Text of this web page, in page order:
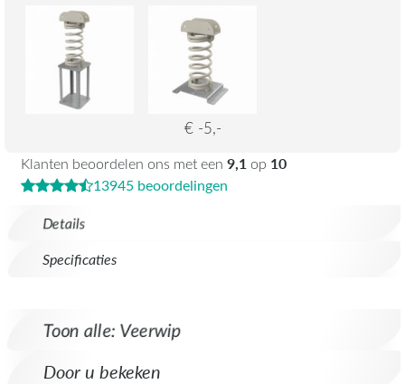
Details
Specificaties
Klanten beoordelen ons met een 9,1 op 10
13945 beoordelingen
€ -5,-
Toon alle: Veerwip
Door u bekeken